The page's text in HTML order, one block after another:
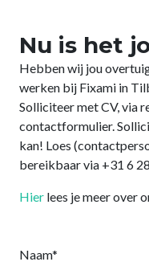
Nu is het
Hebben wij jou
werken bij Fixami in
Solliciteer met CV, via
contactformulier.
kan! Loes
bereikbaar via +31 6
Hier lees je meer over
Naam*